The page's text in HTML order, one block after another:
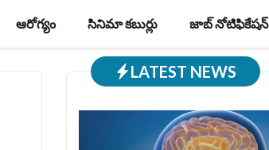
ఆరోగ్యం సినిమా కబుర్లు జాబ్‌ నోటిఫికేషన్‌
LATEST NEWS